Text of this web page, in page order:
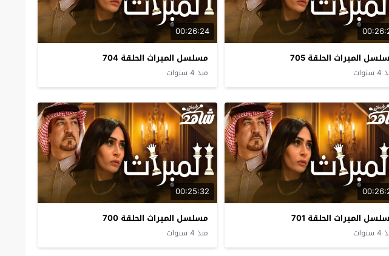
الميراث الحلقة 705
00:26:24
مسلسل الميراث الحلقة 704
منذ 4 سنوات
الميراث الحلقة 701
00:25:32
مسلسل الميراث الحلقة 700
منذ 4 سنوات